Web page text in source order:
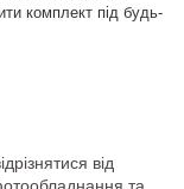
комплект під будь-
від
та